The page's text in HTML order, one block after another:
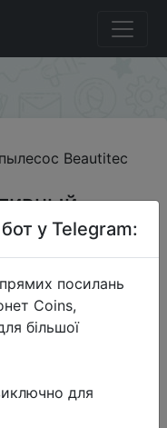
у Telegram:
посилань
Coins,
більшої
для